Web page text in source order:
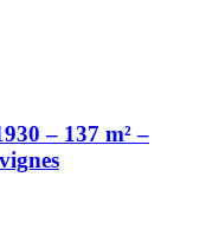
– 137 m² –